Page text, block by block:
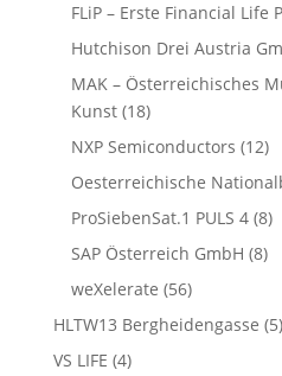
FLiP – Erste Financial Life
Hutchison Drei Austria
MAK – Österreichisches
Kunst(18)
NXP Semiconductors (12)
Oesterreichische
ProSiebenSat.1 PULS 4(8)
SAP Österreich GmbH (8)
weXelerate (56)
HLTW13 Bergheidengasse (5)
VS LIFE (4)